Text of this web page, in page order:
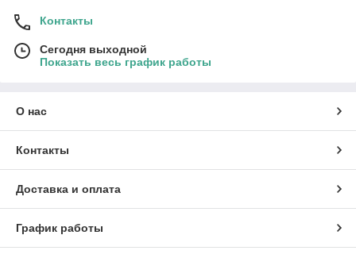
Контакты
Сегодня выходной
Показать весь график работы
О нас
Контакты
Доставка и оплата
График работы